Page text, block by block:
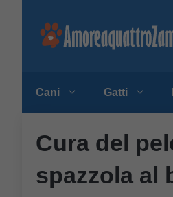
Cani Gatti
Cura del
spazzola al